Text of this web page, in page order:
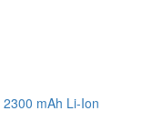
mAh Li-Ion